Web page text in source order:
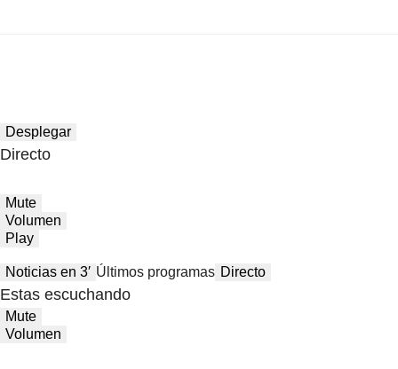
Desplegar
Directo
Mute
Volumen
Play
Noticias en 3′ Últimos programas Directo
Estas escuchando
Mute
Volumen